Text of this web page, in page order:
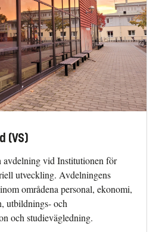
(VS)
avdelning vid Institutionen för
utveckling. Avdelningens
områdena personal, ekonomi,
utbildnings- och
och studievägledning.